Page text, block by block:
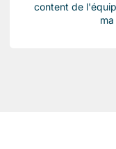
content de